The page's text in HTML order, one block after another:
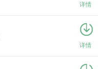
详情
详情